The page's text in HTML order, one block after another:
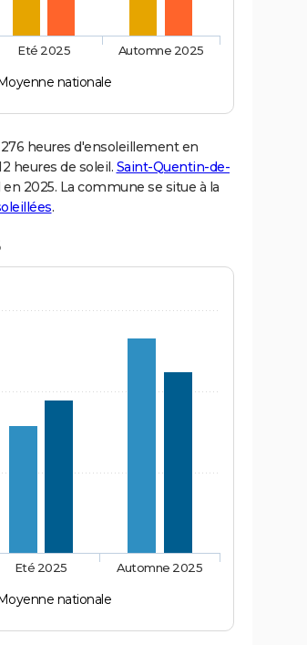
nationale
Eté 2025 Automne 2025
heures d'ensoleillement en
heures de soleil. Saint-Quentin-de-
2025. La commune se situe à la
.
nationale
Eté 2025 Automne 2025